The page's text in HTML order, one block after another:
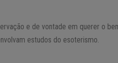
e de vontade em querer o
estudos do esoterismo.